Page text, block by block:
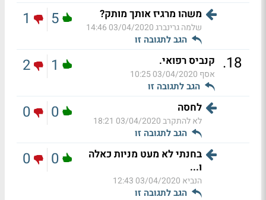
משהו מרגיז אותך מותק?
שלמה גרינברג03/04/2020 14:46
הגב לתגובה זו
5
1
18
. קנביס רפואי.
אסף 03/04/2020 10:25
הגב לתגובה זו
1
2
לחסה
לא להתקרב03/04/2020 18:21
הגב לתגובה זו
0
0
בחנתי לא מעט מניות כאלה
ו...
הנביא 03/04/2020 12:43
הגב לתגובה זו
0
0